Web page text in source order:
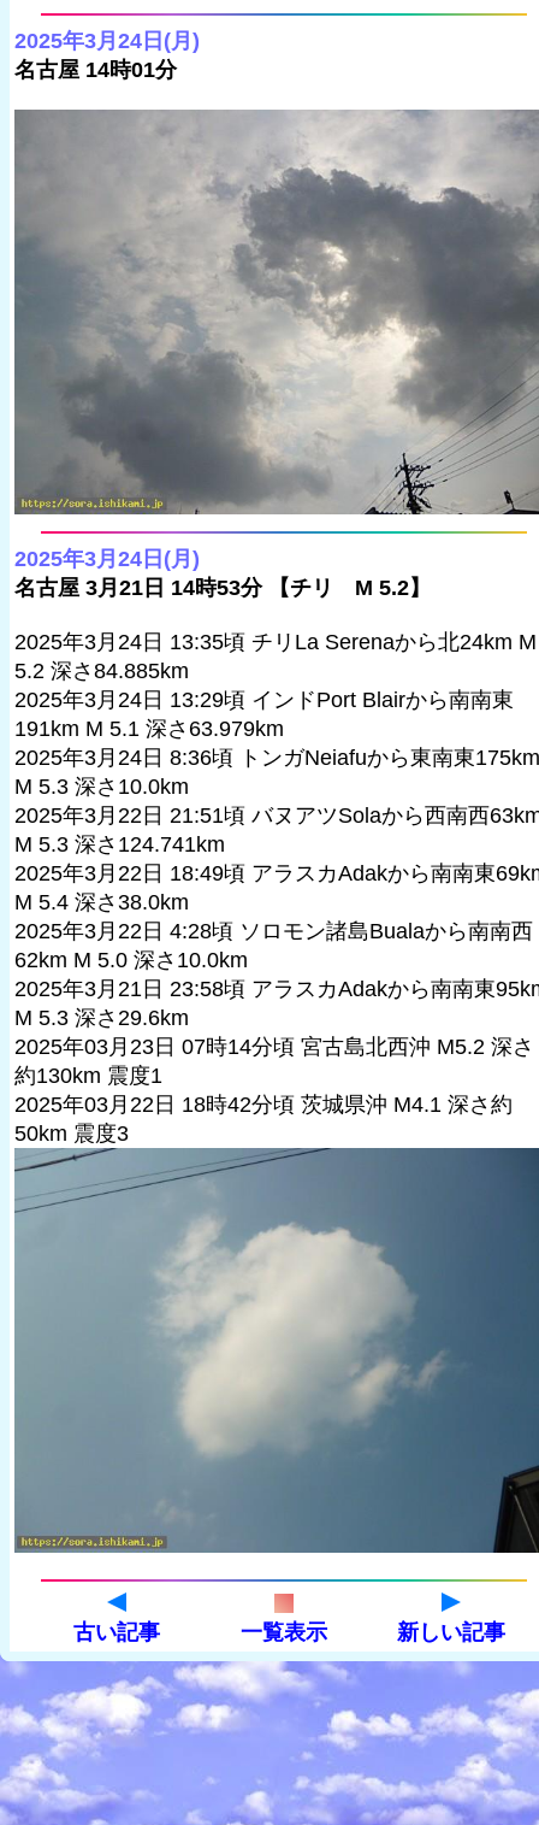
2025年3月24日(月)
名古屋 14時01分
2025年3月24日(月)
名古屋 3月21日 14時53分 【チリ M 5.2】
2025年3月24日 13:35頃 チリLa Serenaから北24km M
5.2 深さ84.885km
2025年3月24日 13:29頃 インドPort Blairから南南東
191km M 5.1 深さ63.979km
2025年3月24日 8:36頃 トンガNeiafuから東南東175km
M 5.3 深さ10.0km
2025年3月22日 21:51頃 バヌアツSolaから西南西
M 5.3 深さ124.741km
2025年3月22日 18:49頃 アラスカAdakから南南東
M 5.4 深さ38.0km
2025年3月22日 4:28頃 ソロモン諸島Bualaから南南西
62km M 5.0 深さ10.0km
2025年3月21日 23:58頃 アラスカAdakから南南東
M 5.3 深さ29.6km
2025年03月23日 07時14分頃 宮古島北西沖 M5.2 深さ
約130km 震度1
2025年03月22日 18時42分頃 茨城県沖 M4.1 深さ約
50km 震度3
古い記事 一覧表示 新しい記事